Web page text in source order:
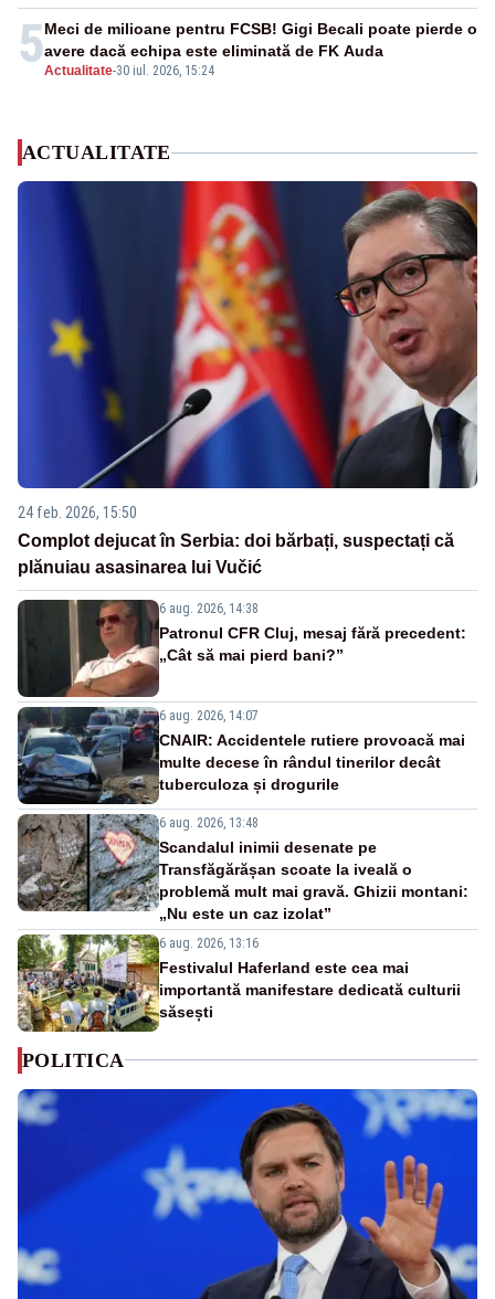
5Actualitate-30 iul. 2026, 15:24
Meci de milioane pentru FCSB! Gigi Becali poate pierde o
avere dacă echipa este eliminată de FK Auda
ACTUALITATE
24 feb. 2026, 15:50
Complot dejucat în Serbia: doi bărbați, suspectați că
plănuiau asasinarea lui Vučić
6 aug. 2026, 14:38
Patronul CFR Cluj, mesaj fără precedent:
„Cât să mai pierd bani?”
6 aug. 2026, 14:07
CNAIR: Accidentele rutiere provoacă mai
multe decese în rândul tinerilor decât
tuberculoza și drogurile
6 aug. 2026, 13:48
Scandalul inimii desenate pe
Transfăgărășan scoate la iveală o
problemă mult mai gravă. Ghizii montani:
„Nu este un caz izolat”
6 aug. 2026, 13:16
Festivalul Haferland este cea mai
importantă manifestare dedicată culturii
săsești
POLITICA